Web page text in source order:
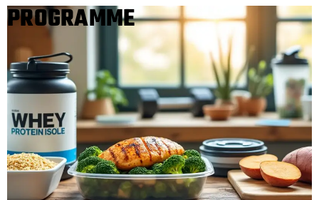
PROGRAMME